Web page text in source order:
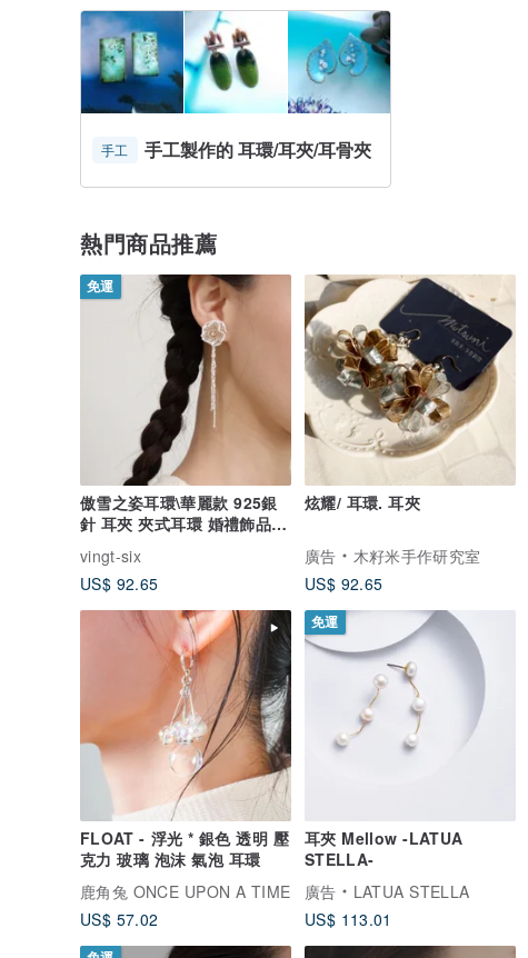
手工 手工製作的 耳環/耳夾/耳骨夾
熱門商品推薦
免運
傲雪之姿耳環\華麗款 925銀
針 耳夾 夾式耳環 婚禮飾品
vingt-six
US$ 92.65
炫耀/ 耳環. 耳夾
廣告
木籽米手作研究室
US$ 92.65
FLOAT - 浮光 * 銀色 透明 壓
克力 玻璃 泡沫 氣泡 耳環
鹿角兔 ONCE UPON A TIME
US$ 57.02
免運
耳夾 Mellow -LATUA
STELLA-
廣告
LATUA STELLA
US$ 113.01